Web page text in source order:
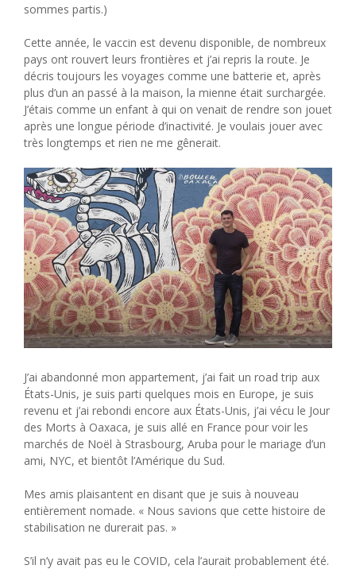
sommes partis.)
Cette année, le vaccin est devenu disponible, de nombreux
pays ont rouvert leurs frontières et j’ai repris la route. Je
décris toujours les voyages comme une batterie et, après
plus d’un an passé à la maison, la mienne était surchargée.
J’étais comme un enfant à qui on venait de rendre son jouet
après une longue période d’inactivité. Je voulais jouer avec
très longtemps et rien ne me gênerait.
J’ai abandonné mon appartement, j’ai fait un road trip aux
États-Unis, je suis parti quelques mois en Europe, je suis
revenu et j’ai rebondi encore aux États-Unis, j’ai vécu le Jour
des Morts à Oaxaca, je suis allé en France pour voir les
marchés de Noël à Strasbourg, Aruba pour le mariage d’un
ami, NYC, et bientôt l’Amérique du Sud.
Mes amis plaisantent en disant que je suis à nouveau
entièrement nomade. « Nous savions que cette histoire de
stabilisation ne durerait pas. »
S’il n’y avait pas eu le COVID, cela l’aurait probablement été.